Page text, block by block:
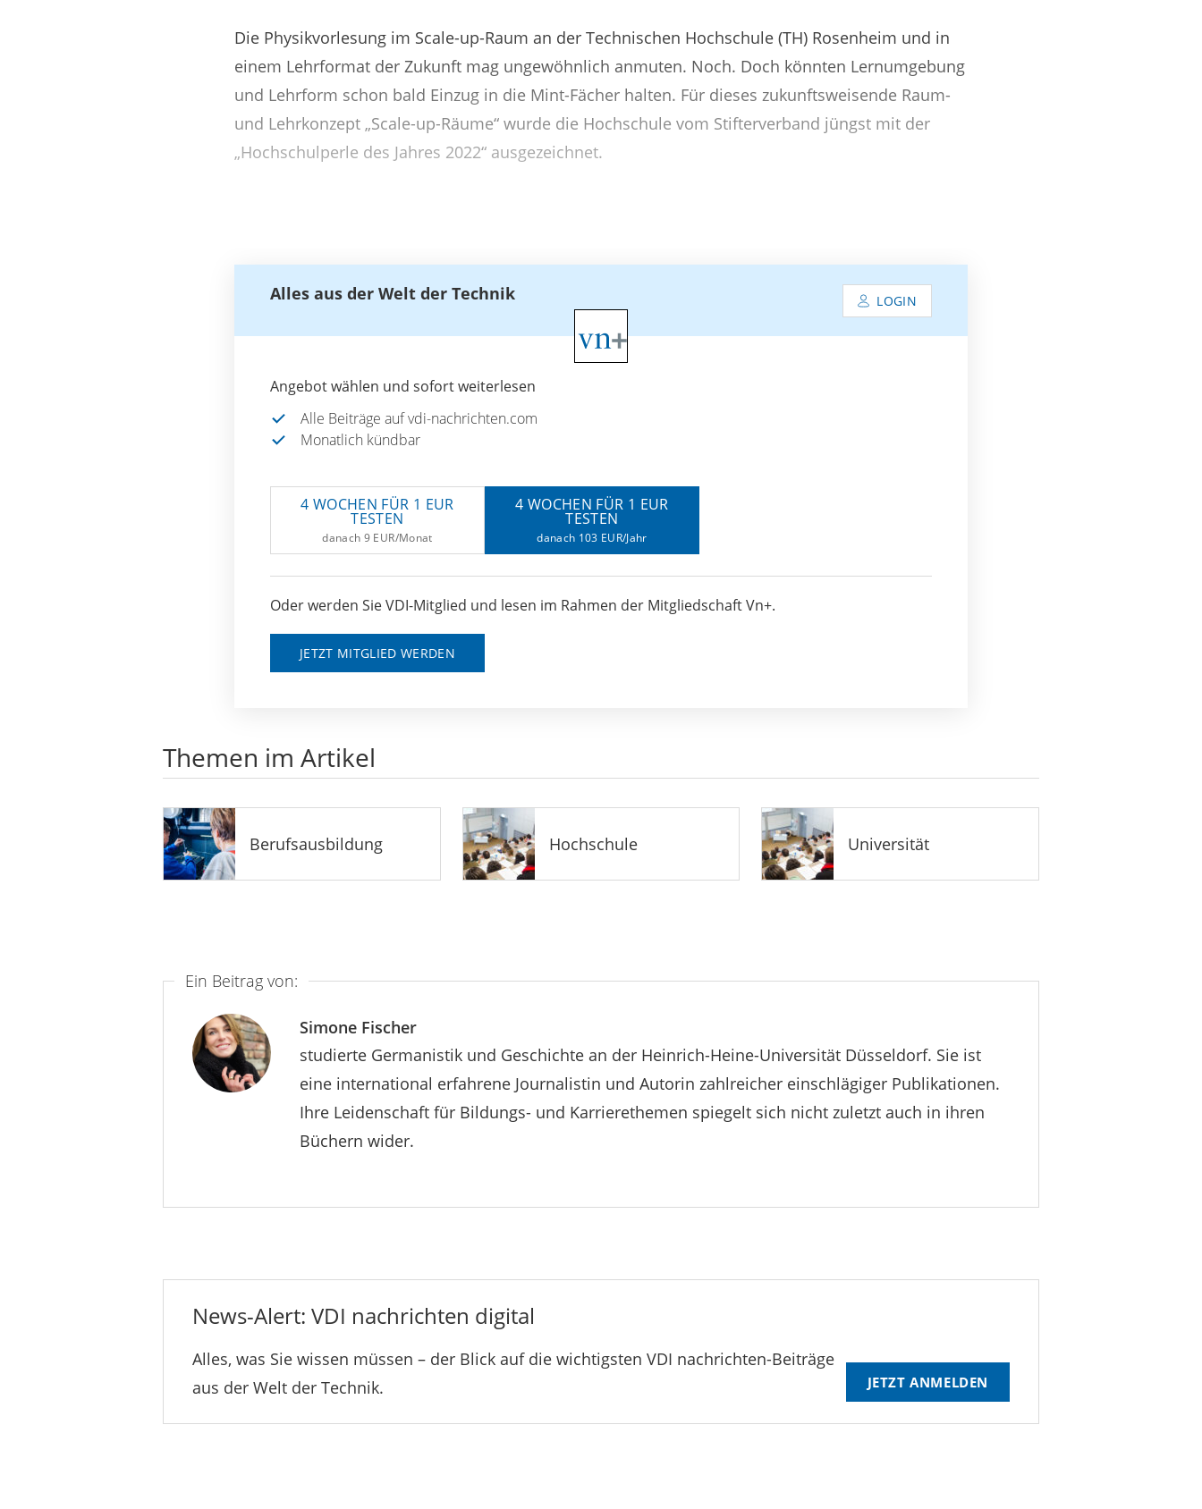
Die Physikvorlesung im Scale-up-Raum an der Technischen Hochschule (TH) Rosenheim und in
einem Lehrformat der Zukunft mag ungewöhnlich anmuten. Noch. Doch könnten Lernumgebung
und Lehrform schon bald Einzug in die Mint-Fächer halten. Für dieses zukunftsweisende Raum-
und Lehrkonzept „Scale-up-Räume“ wurde die Hochschule vom Stifterverband jüngst mit der
„Hochschulperle des Jahres 2022“ ausgezeichnet.
Alles aus der Welt der Technik LOGIN
Angebot wählen und sofort weiterlesen
Alle Beiträge auf vdi-nachrichten.com
Monatlich kündbar
4 WOCHEN FÜR 1 EUR
TESTEN
danach 9 EUR/Monat
4 WOCHEN FÜR 1 EUR
TESTEN
danach 103 EUR/Jahr
Oder werden Sie VDI-Mitglied und lesen im Rahmen der Mitgliedschaft Vn+.
JETZT MITGLIED WERDEN
Themen im Artikel
Berufsausbildung Hochschule Universität
Ein Beitrag von:
Simone Fischer
studierte Germanistik und Geschichte an der Heinrich-Heine-Universität Düsseldorf. Sie ist
eine international erfahrene Journalistin und Autorin zahlreicher einschlägiger Publikationen.
Ihre Leidenschaft für Bildungs- und Karrierethemen spiegelt sich nicht zuletzt auch in ihren
Büchern wider.
News-Alert: VDI nachrichten digital
Alles, was Sie wissen müssen – der Blick auf die wichtigsten VDI nachrichten-Beiträge
aus der Welt der Technik.
JETZT ANMELDEN